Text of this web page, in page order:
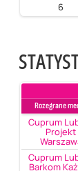
6
Rozegrane
Cuprum
Projekt
Cuprum
Barkom